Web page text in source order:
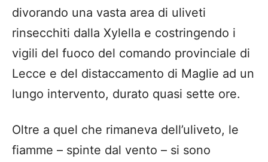
divorando una vasta area di uliveti
rinsecchiti dalla Xylella e costringendo i
vigili del fuoco del comando provinciale di
Lecce e del distaccamento di Maglie ad un
lungo intervento, durato quasi sette ore.
Oltre a quel che rimaneva dell’uliveto, le
fiamme – spinte dal vento – si sono